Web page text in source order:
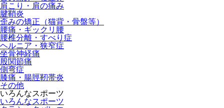
肩こり・肩の痛み
腱鞘炎
歪みの矯正（猫背・骨盤等）
腰痛・ギックリ腰
腰椎分離・すべり症
ヘルニア・狭窄症
坐骨神経痛
股関節痛
側弯症
膝痛・腸脛靭帯炎
その他
いろんなスポーツ
いろんなスポーツ